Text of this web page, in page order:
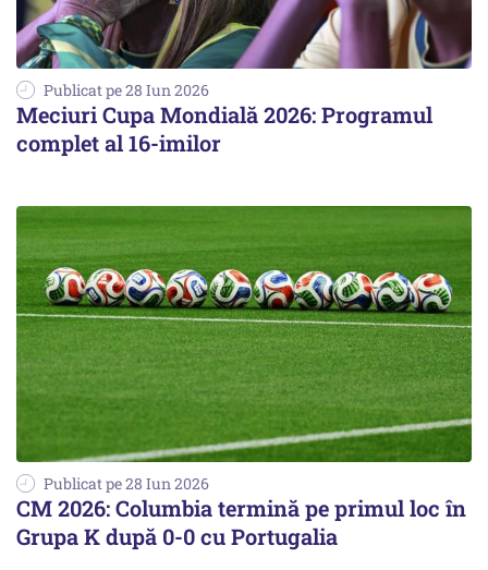
Publicat pe 28 Iun 2026
Meciuri Cupa Mondială 2026: Programul
complet al 16-imilor
Publicat pe 28 Iun 2026
CM 2026: Columbia termină pe primul loc în
Grupa K după 0-0 cu Portugalia